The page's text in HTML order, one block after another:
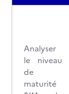
Analyser
le niveau
de
maturité